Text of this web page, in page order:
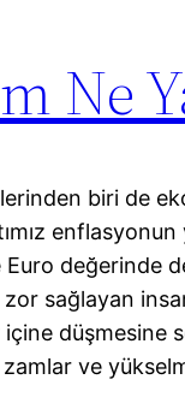
Ne
biri de
değerinde
sağlayan
içine düşmesine
ve